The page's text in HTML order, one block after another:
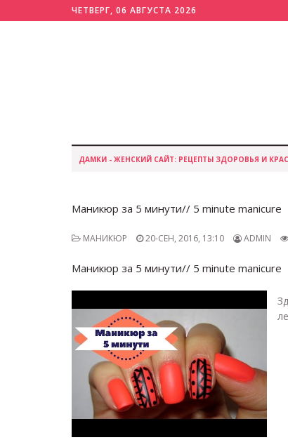
ЧЕТВЕРГ, 06 АВГУСТА 2026
ДАМКИ - ЖЕНСКИЙ САЙТ: РЕЦЕПТЫ ЗДОРОВЬЯ И
Маникюр за 5 минути// 5 minute manicure
МАНИКЮР 20-СЕН, 2016, 13:10 ADMIN
Маникюр за 5 минути// 5 minute manicure